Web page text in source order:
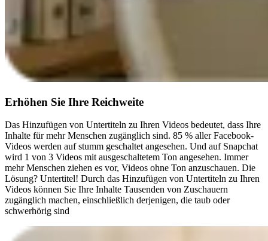
Erhöhen Sie Ihre Reichweite
Das Hinzufügen von Untertiteln zu Ihren Videos bedeutet, dass Ihre
Inhalte für mehr Menschen zugänglich sind. 85 % aller Facebook-
Videos werden auf stumm geschaltet angesehen. Und auf Snapchat
wird 1 von 3 Videos mit ausgeschaltetem Ton angesehen. Immer
mehr Menschen ziehen es vor, Videos ohne Ton anzuschauen. Die
Lösung? Untertitel! Durch das Hinzufügen von Untertiteln zu Ihren
Videos können Sie Ihre Inhalte Tausenden von Zuschauern
zugänglich machen, einschließlich derjenigen, die taub oder
schwerhörig sind